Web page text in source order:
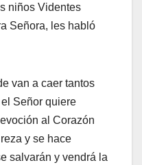
niños Videntes
Señora, les habló
van a caer tantos
Señor quiere
al Corazón
y se hace
salvarán y vendrá la